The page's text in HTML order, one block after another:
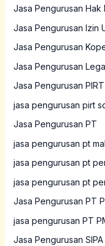
Jasa Pengurusan Hak
Jasa Pengurusan Izin
Jasa Pengurusan
Jasa Pengurusan
Jasa Pengurusan PIRT
jasa pengurusan pirt
Jasa Pengurusan PT
jasa pengurusan pt
jasa pengurusan pt
jasa pengurusan pt
Jasa Pengurusan PT
jasa pengurusan PT
Jasa Pengurusan SIPA